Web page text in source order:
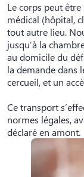
Le corps peut
médical (hôpital,
tout autre lieu.
jusqu’à la
au domicile du
la demande dans
cercueil, et un
Ce transport
normes légales,
déclaré en amont.